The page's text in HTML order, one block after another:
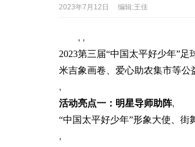
2023年7月12日 编辑:王佳
, ,
2023第三届“中国太平好少年”
米吉象画卷、爱心助农集市等公
,
活动亮点一 ：明星导师助阵,
“中国太平好少年”形象大使、街
,